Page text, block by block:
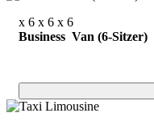
x 6 x 6 x 6
Business Van (6-Sitzer)